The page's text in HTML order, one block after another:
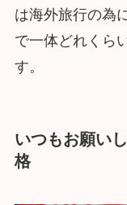
は海外旅行の為
で一体どれくら
す。
いつもお願い
格